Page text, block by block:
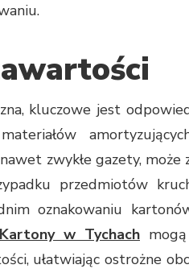
kluczowe jest
zwykłe gazety, może
przedmiotów
oznakowaniu
Kartony w Tychach
ułatwiając ostrożne